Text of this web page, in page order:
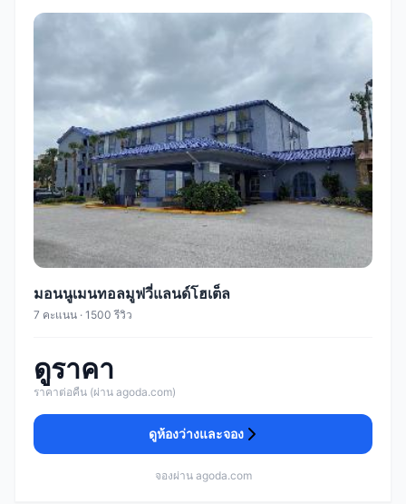
มอนนูเมนทอลมูฟวี่แลนด์โฮเต็ล
7 คะแนน · 1500 รีวิว
ดูราคา
ราคาต่อคืน (ผ่าน agoda.com)
ดูห้องว่างและจอง
จองผ่าน agoda.com